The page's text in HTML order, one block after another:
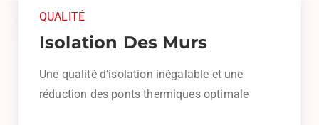
QUALITÉ
Isolation Des Murs
Une qualité d’isolation inégalable et une
réduction des ponts thermiques optimale